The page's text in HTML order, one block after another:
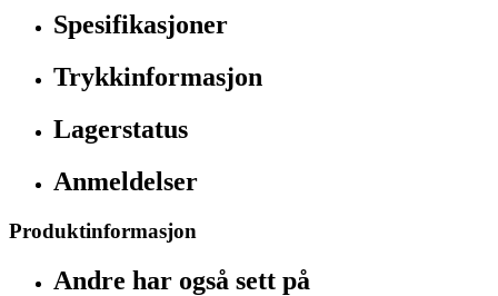
Spesifikasjoner
Trykkinformasjon
Lagerstatus
Anmeldelser
Produktinformasjon
Andre har også sett på